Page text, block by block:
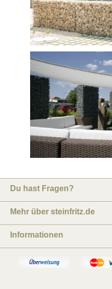
Du hast Fragen?
Mehr über steinfritz.de
Informationen